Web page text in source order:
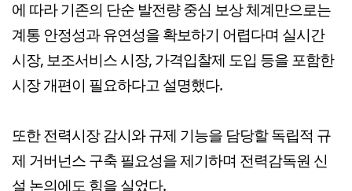
에 따라 기존의 단순 발전량 중심 보상 체계만으로는
계통 안정성과 유연성을 확보하기 어렵다며 실시간
시장, 보조서비스 시장, 가격입찰제 도입 등을 포함한
시장 개편이 필요하다고 설명했다.
또한 전력시장 감시와 규제 기능을 담당할 독립적 규
제 거버넌스 구축 필요성을 제기하며 전력감독원 신
설 논의에도 힘을 실었다.